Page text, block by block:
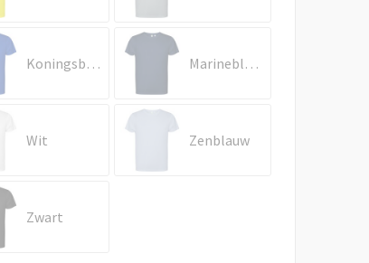
Koningsblauw Marineblauw
Wit Zenblauw
Zwart